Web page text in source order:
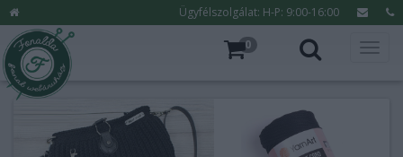
Ügyfélszolgálat: H-P: 9:00-16:00
0